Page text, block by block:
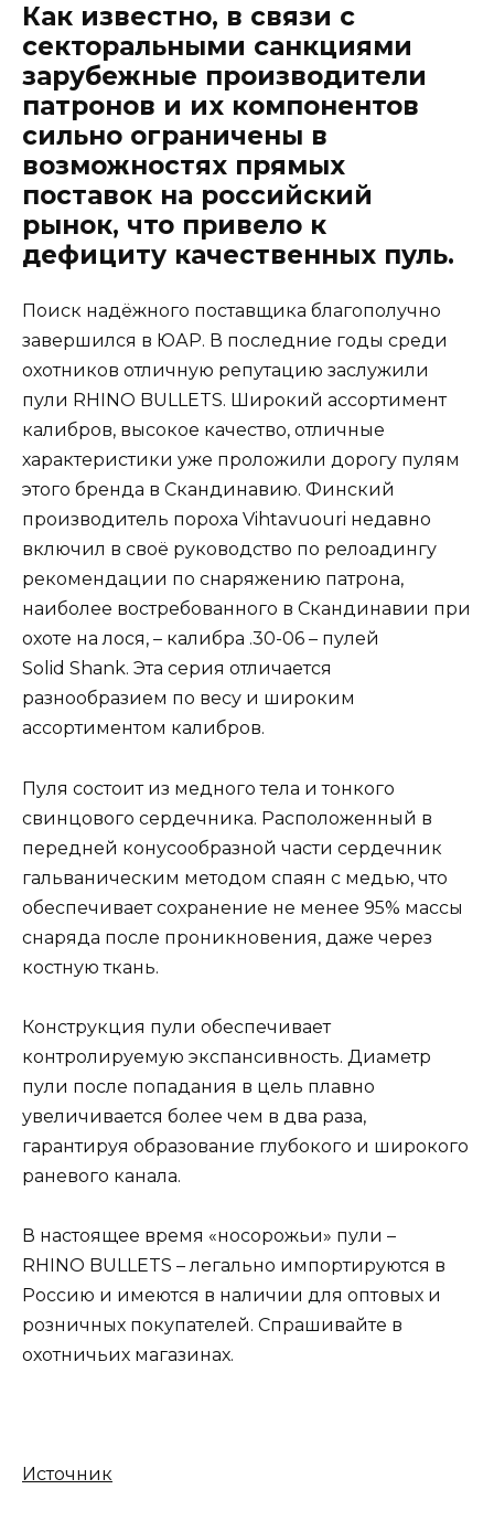
Как известно, в связи с
секторальными санкциями
зарубежные производители
патронов и их компонентов
сильно ограничены в
возможностях прямых
поставок на российский
рынок, что привело к
дефициту качественных пуль.
Поиск надёжного поставщика благополучно
завершился в ЮАР. В последние годы среди
охотников отличную репутацию заслужили
пули RHINO BULLETS. Широкий ассортимент
калибров, высокое качество, отличные
характеристики уже проложили дорогу пулям
этого бренда в Скандинавию. Финский
производитель пороха Vihtavuouri недавно
включил в своё руководство по релоадингу
рекомендации по снаряжению патрона,
наиболее востребованного в Скандинавии при
охоте на лося, – калибра .30-06 – пулей
Solid Shank. Эта серия отличается
разнообразием по весу и широким
ассортиментом калибров.
Пуля состоит из медного тела и тонкого
свинцового сердечника. Расположенный в
передней конусообразной части сердечник
гальваническим методом спаян с медью, что
обеспечивает сохранение не менее 95% массы
снаряда после проникновения, даже через
костную ткань.
Конструкция пули обеспечивает
контролируемую экспансивность. Диаметр
пули после попадания в цель плавно
увеличивается более чем в два раза,
гарантируя образование глубокого и широкого
раневого канала.
В настоящее время «носорожьи» пули –
RHINO BULLETS – легально импортируются в
Россию и имеются в наличии для оптовых и
розничных покупателей. Спрашивайте в
охотничьих магазинах.
Источник